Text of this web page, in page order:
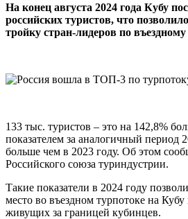
На конец августа 2024 года Кубу
российских туристов, что
тройку стран-лидеров по
133 тыс. туристов – это на 142,8%
показателем за аналогичный период
больше чем в 2023 году. Об этом
Российского союза туриндустрии.
Такие показатели в 2024 году
место во въездном турпотоке на
живущих за границей кубинцев.